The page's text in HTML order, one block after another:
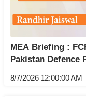
ज
त
वि
शे
MEA Briefing :
Pakistan Defence
8/7/2026 12:00:00 AM